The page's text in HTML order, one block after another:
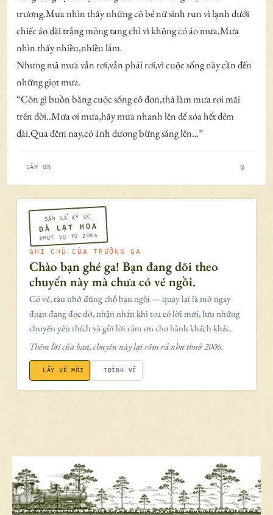
trương.Mưa nhìn thấy những cô bé nữ sinh run vì lạnh dưới
chiếc áo dài trắng mỏng tang chỉ vì không có áo mưa.Mưa
nhìn thấy nhiều,nhiều lắm.
Nhưng mà mưa vẫn rơi,vẫn phải rơi,vì cuộc sống này cần đến
những giọt mưa.
“Còn gì buồn bằng cuộc sống cô đơn,thà làm mưa rơi mãi
trên đời..Mưa ơi mưa,hãy mưa nhanh lên để xóa hết đêm
dài.Qua đêm nay,có ánh dương bừng sáng lên…”
CẢM ƠN 0
SÂN GA KÝ ỨC
ĐÀ LẠT HOA
PHỤC VỤ TỪ 2006
GHI CHÚ CỦA TRƯỞNG GA
Chào bạn ghé ga! Bạn đang dõi theo
chuyến này mà chưa có vé ngồi.
Có vé, tàu nhớ đúng chỗ bạn ngồi — quay lại là mở ngay
đoạn đang đọc dở, nhận nhắn khi toa có lời mới, lưu những
chuyến yêu thích và gửi lời cảm ơn cho hành khách khác.
Thêm lời của bạn, chuyến này lại rôm rả như thuở 2006.
LẤY VÉ MỚI TRÌNH VÉ